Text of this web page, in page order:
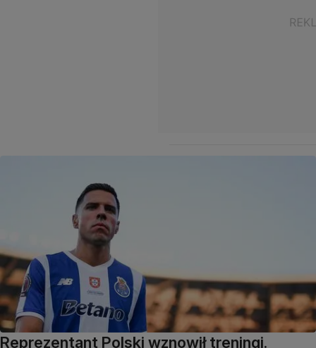
Reprezentant Polski wznowił treningi.